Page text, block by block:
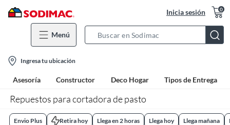
Inicia sesión 0
Menú
Bar
location-
icon
Ingresa tu ubicación
Asesoría Constructor Deco Hogar Tipos de Entrega
Repuestos para cortadora de pasto
Envio Plus Retira hoy Llega en 2 horas Llega hoy Llega mañana